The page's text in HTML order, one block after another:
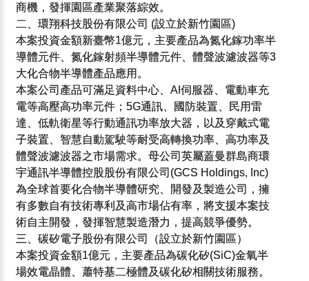
商機，發揮園區產業聚落綜效。
二、環翔科技股份有限公司 (設立於新竹園區)
本案投資金額新臺幣1億元，主要產品為氮化鎵功率半
導體元件、氮化鎵射頻半導體元件、體聲波濾波器等3
大化合物半導體產品應用。
本案公司產品可滿足資料中心、AI伺服器、電動車充
電等高壓高功率元件；5G通訊、國防裝置、民用雷
達、低軌衛星等行動通訊功率放大器，以及穿戴式電
子裝置、智慧自動駕駛等耐受高轉換功率、高功率及
體聲波濾波器之市場需求。母公司英屬蓋曼群島商環
宇通訊半導體控股股份有限公司(GCS Holdings, Inc)
為全球首要化合物半導體研究、開發及製造公司，擁
有多數自有技術專利及高市場佔有率，將支援本案技
術自主開發，發揮智慧製造潛力，提高競爭優勢。
三、碳矽電子股份有限公司（設立於新竹園區）
本案投資金額1億元，主要產品為碳化矽(SiC)金氧半
場效電晶體、蕭特基二極體及碳化矽相關技術服務。